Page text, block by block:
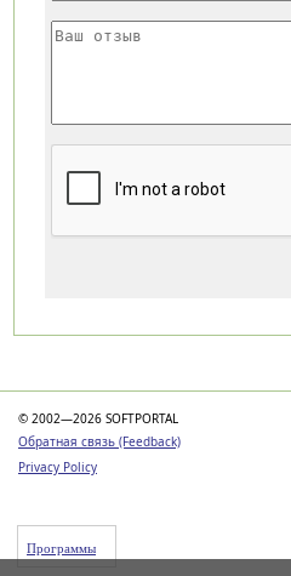
© 2002—2026 SOFTPORTAL
Обратная связь (Feedback)
Privacy Policy
Программы